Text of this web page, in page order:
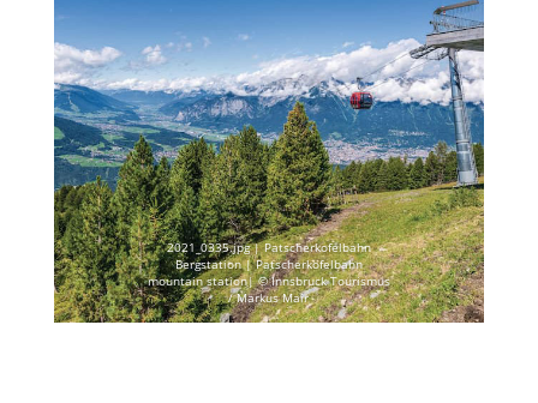
2021_0335.jpg | Patscherkofelbahn
Bergstation | Patscherkofelbahn
mountain station| © Innsbruck Tourismus
/ Markus Mair